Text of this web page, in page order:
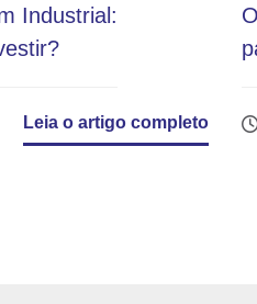
Industrial:
Leia o artigo completo